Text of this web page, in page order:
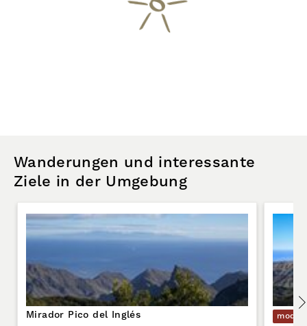
Wanderungen und interessante
Ziele in der Umgebung
Mirador Pico del Inglés